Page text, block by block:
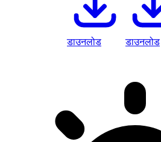
डाउनलोड डाउनलोड